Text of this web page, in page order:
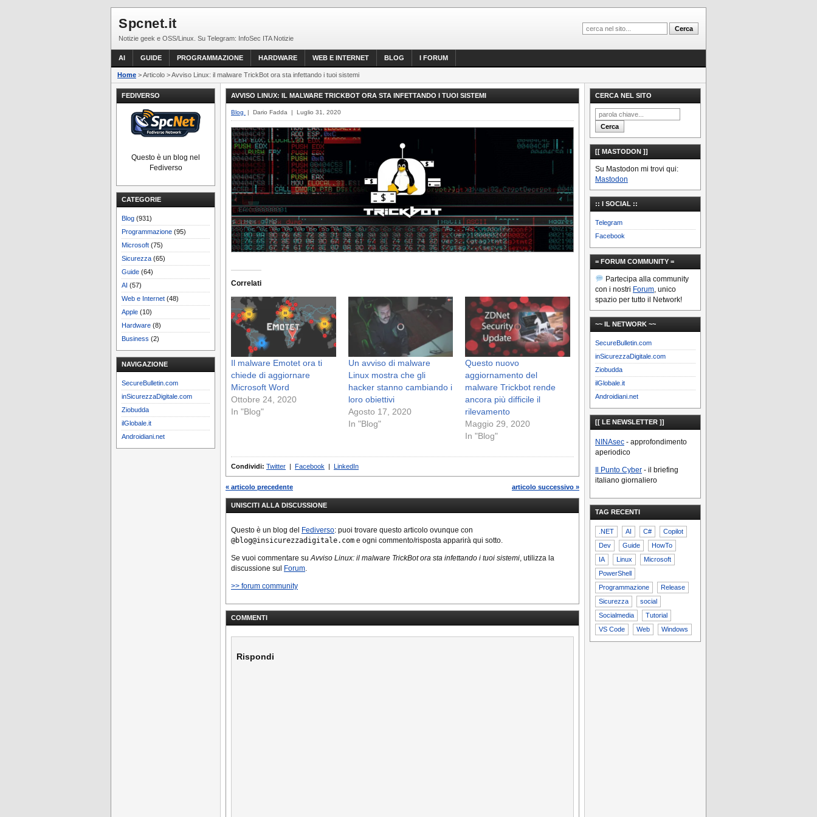
Spcnet.it
Notizie geek e OSS/Linux. Su Telegram: InfoSec ITA Notizie
AI GUIDE PROGRAMMAZIONE HARDWARE WEB E INTERNET BLOG I FORUM
Home > Articolo > Avviso Linux: il malware TrickBot ora sta infettando i tuoi sistemi
FEDIVERSO
Questo è un blog nel
Fediverso
CATEGORIE
Blog (931)
Programmazione (95)
Microsoft (75)
Sicurezza (65)
Guide (64)
AI (57)
Web e Internet (48)
Apple (10)
Hardware (8)
Business (2)
NAVIGAZIONE
SecureBulletin.com
inSicurezzaDigitale.com
Ziobudda
ilGlobale.it
Androidiani.net
AVVISO LINUX: IL MALWARE TRICKBOT ORA STA INFETTANDO I TUOI SISTEMI
Blog | Dario Fadda | Luglio 31, 2020
Correlati
Il malware Emotet ora ti
chiede di aggiornare
Microsoft Word
Ottobre 24, 2020
In "Blog"
Un avviso di malware
Linux mostra che gli
hacker stanno cambiando i
loro obiettivi
Agosto 17, 2020
In "Blog"
Questo nuovo
aggiornamento del
malware Trickbot rende
ancora più difficile il
rilevamento
Maggio 29, 2020
In "Blog"
Condividi: Twitter | Facebook | LinkedIn
« articolo precedente articolo successivo »
UNISCITI ALLA DISCUSSIONE
Questo è un blog del Fediverso: puoi trovare questo articolo ovunque con
@blog@insicurezzadigitale.com e ogni commento/risposta apparirà qui sotto.
Se vuoi commentare suAvviso Linux: il malware TrickBot ora sta infettando i tuoi sistemi, utilizza la
discussione sul Forum.
>> forum community
COMMENTI
Rispondi
CERCA NEL SITO
[[ MASTODON ]]
Su Mastodon mi trovi qui:
Mastodon
:: I SOCIAL ::
Telegram
Facebook
= FORUM COMMUNITY =
Partecipa alla community
con i nostri Forum, unico
spazio per tutto il Network!
~~ IL NETWORK ~~
SecureBulletin.com
inSicurezzaDigitale.com
Ziobudda
ilGlobale.it
Androidiani.net
[[ LE NEWSLETTER ]]
NINAsec - approfondimento
aperiodico
Il Punto Cyber - il briefing
italiano giornaliero
TAG RECENTI
.NET AI C#
Copilot
Dev
Guide
HowTo
IA
Linux
Microsoft
PowerShell
Programmazione
Release
Sicurezza
social
Socialmedia
Tutorial
VS Code
Web Windows